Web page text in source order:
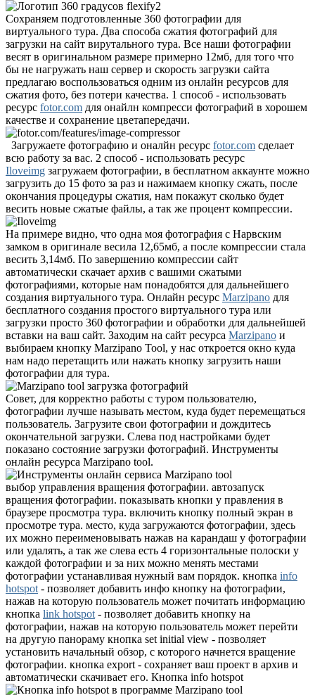
Сохраняем подготовленные 360 фотографии для
виртуального тура. Два способа сжатия фотографий для
загрузки на сайт вирутального тура. Все наши фотографии
весят в оригинальном размере примерно 12мб, для того что
бы не нагружать наш сервер и скорость загрузки сайта
предлагаю воспользоваться одним из онлайн ресурсов для
сжатия фото, без потери качества. 1 способ - использовать
ресурс fotor.com для онайлн компресси фотографий в хорошем
качестве и сохранение цветапередачи.
Загружаете фотографию и оналйн ресурс fotor.com сделает
всю работу за вас. 2 способ - использовать ресурс
Iloveimg загружаем фотографии, в бесплатном аккаунте можно
загрузить до 15 фото за раз и нажимаем кнопку сжать, после
окончания процедуры сжатия, нам покажут сколько будет
весить новые сжатые файлы, а так же процент компрессии.
На примере видно, что одна моя фотография с Нарвским
замком в оригинале весила 12,65мб, а после компрессии стала
весить 3,14мб. По завершению компрессии сайт
автоматически скачает архив с вашими сжатыми
фотографиями, которые нам понадобятся для дальнейшего
создания виртуального тура. Онлайн ресурс Marzipano для
бесплатного создания простого виртуального тура или
загрузки просто 360 фотографии и обработки для дальнейшей
вставки на ваш сайт. Заходим на сайт ресурса Marzipano и
выбираем кнопку Marzipano Tool, у нас откроется окно куда
нам надо перетащить или нажать кнопку загрузить наши
фотографии для тура.
Совет, для корректно работы с туром пользователю,
фотографии лучше называть местом, куда будет перемещаться
пользователь. Загрузите свои фотографии и дождитесь
окончательной загрузки. Слева под настройками будет
показано состояние загрузки фотографий. Инструменты
онлайн ресурса Marzipano tool.
выбор управления вращения фотографии. автозапуск
вращения фотографии. показывать кнопки у правления в
браузере просмотра тура. включить кнопку полный экран в
просмотре тура. место, куда загружаются фотографии, здесь
их можно переименовывать нажав на карандаш у фотографии
или удалять, а так же слева есть 4 горизонтальные полоски у
каждой фотографии и за них можно менять местами
фотографии устанавливая нужный вам порядок. кнопка info
hotspot - позволяет добавить инфо кнопку на фотографии,
нажав на которую пользователь может почитать информацию
кнопка link hotspot - позволяет добавить кнопку на
фотографии, нажав на которую пользователь может перейти
на другую панораму кнопка set initial view - позволяет
установить начальный обзор, с которого начнется вращение
фотографии. кнопка export - сохраняет ваш проект в архив и
автоматически скачивает его. Кнопка info hotspot